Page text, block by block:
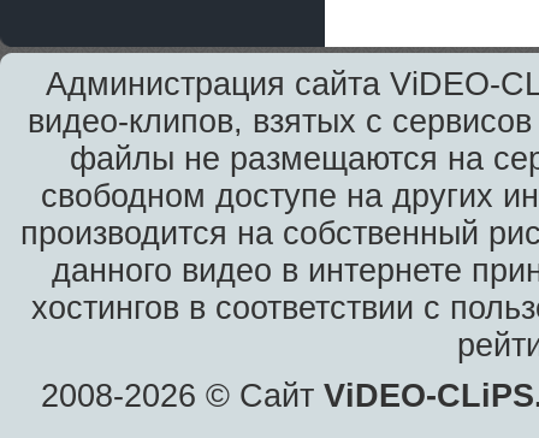
Администрация сайта ViDEO-
видео-клипов, взятых с
файлы не размещаются на
свободном доступе на других
производится на собственный
данного видео в интернете
хостингов в соответствии с
2008-2026 © Сайт ViDEO-